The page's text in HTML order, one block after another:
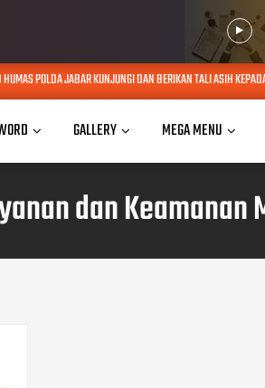
DAN BERIKAN TALI ASIH KEPADA LANSIA SEBATANG KARA
GALLERY MEGA MENU
dan Keamanan